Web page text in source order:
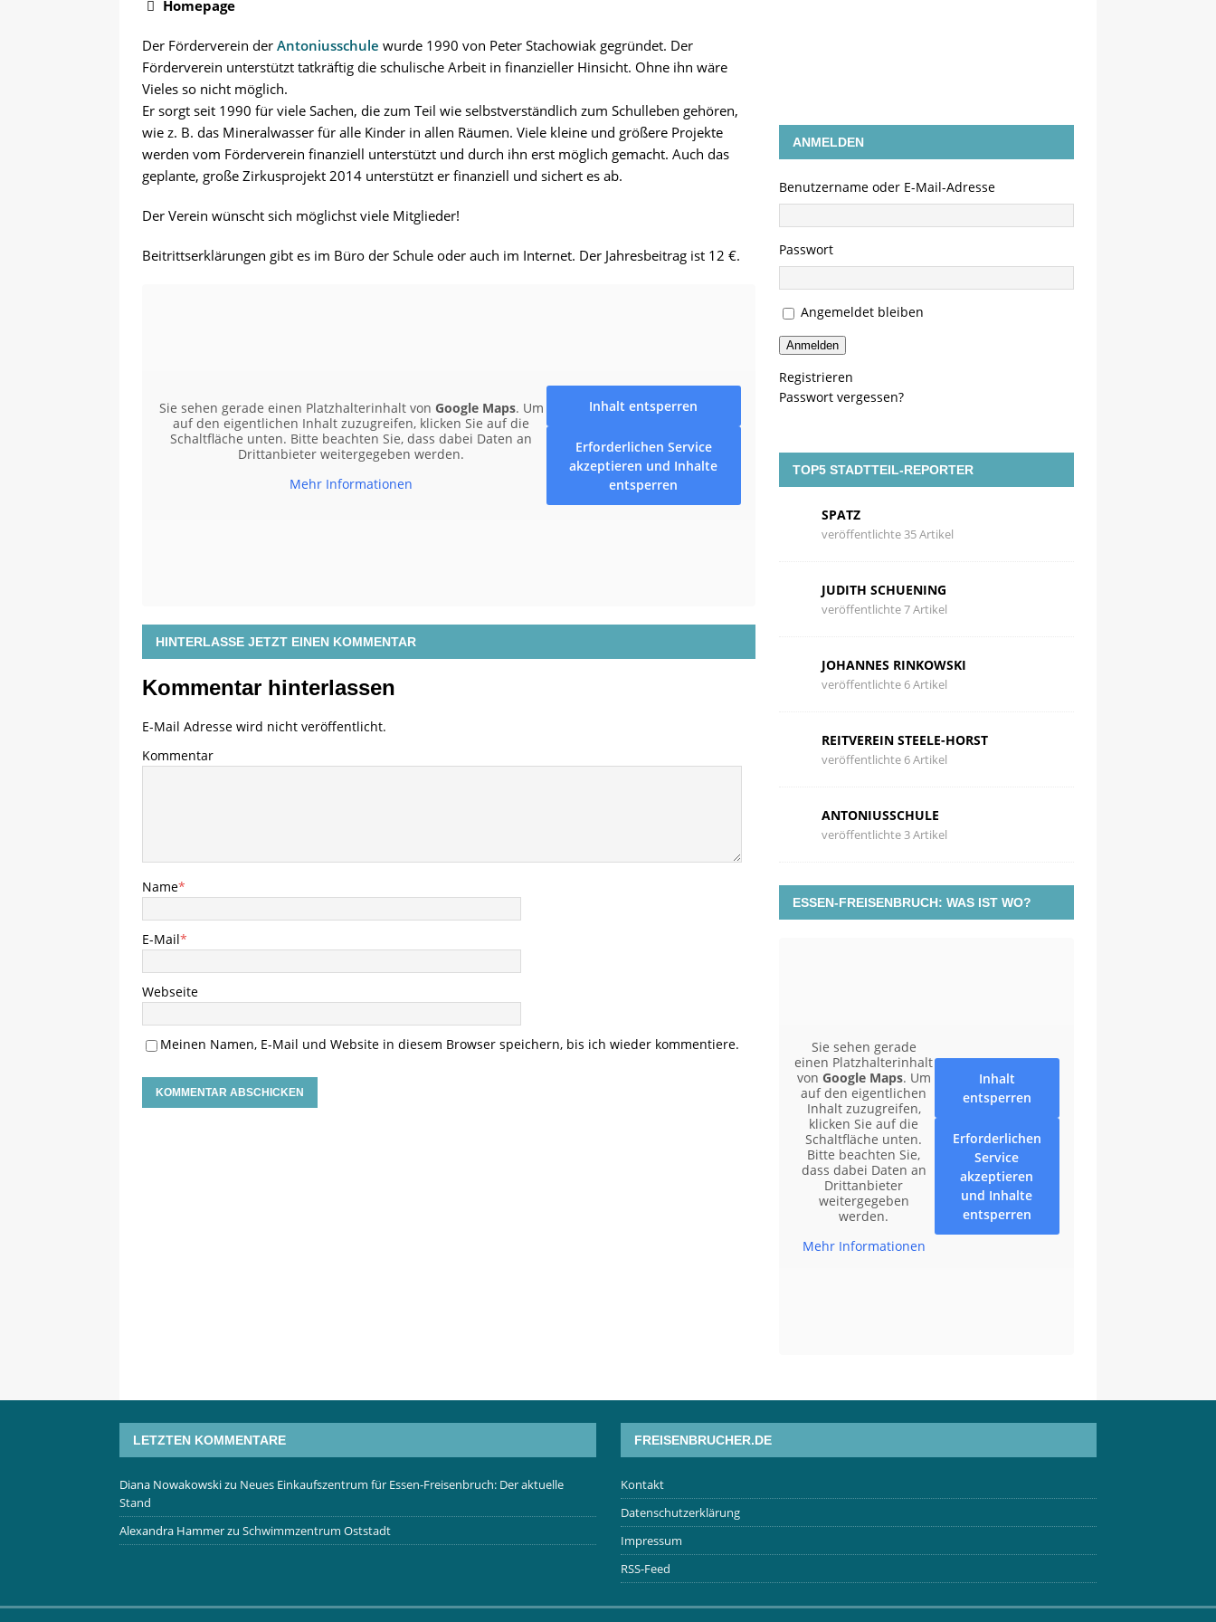
 Homepage
Der Förderverein der Antoniusschule wurde 1990 von Peter Stachowiak gegründet. Der
Förderverein unterstützt tatkräftig die schulische Arbeit in finanzieller Hinsicht. Ohne ihn wäre
Vieles so nicht möglich.
Er sorgt seit 1990 für viele Sachen, die zum Teil wie selbstverständlich zum Schulleben gehören,
wie z. B. das Mineralwasser für alle Kinder in allen Räumen. Viele kleine und größere Projekte
werden vom Förderverein finanziell unterstützt und durch ihn erst möglich gemacht. Auch das
geplante, große Zirkusprojekt 2014 unterstützt er finanziell und sichert es ab.
Der Verein wünscht sich möglichst viele Mitglieder!
Beitrittserklärungen gibt es im Büro der Schule oder auch im Internet. Der Jahresbeitrag ist 12 €.
Sie sehen gerade einen Platzhalterinhalt von Google Maps. Um
auf den eigentlichen Inhalt zuzugreifen, klicken Sie auf die
Schaltfläche unten. Bitte beachten Sie, dass dabei Daten an
Drittanbieter weitergegeben werden.
Mehr Informationen
Inhalt entsperren
Erforderlichen Service
akzeptieren und Inhalte
entsperren
HINTERLASSE JETZT EINEN KOMMENTAR
Kommentar hinterlassen
E-Mail Adresse wird nicht veröffentlicht.
Kommentar
Name*
E-Mail*
Webseite
Meinen Namen, E-Mail und Website in diesem Browser speichern, bis ich wieder kommentiere.
ANMELDEN
Benutzername oder E-Mail-Adresse
Passwort
Angemeldet bleiben
Anmelden
Registrieren
Passwort vergessen?
TOP5 STADTTEIL-REPORTER
SPATZ
veröffentlichte 35 Artikel
JUDITH SCHUENING
veröffentlichte 7 Artikel
JOHANNES RINKOWSKI
veröffentlichte 6 Artikel
REITVEREIN STEELE-HORST
veröffentlichte 6 Artikel
ANTONIUSSCHULE
veröffentlichte 3 Artikel
ESSEN-FREISENBRUCH: WAS IST WO?
Sie sehen gerade
einen Platzhalterinhalt
von Google Maps. Um
auf den eigentlichen
Inhalt zuzugreifen,
klicken Sie auf die
Schaltfläche unten.
Bitte beachten Sie,
dass dabei Daten an
Drittanbieter
weitergegeben
werden.
Mehr Informationen
Inhalt
entsperren
Erforderlichen
Service
akzeptieren
und Inhalte
entsperren
LETZTEN KOMMENTARE
Diana Nowakowskizu Neues Einkaufszentrum für Essen-Freisenbruch: Der aktuelle
Stand
Alexandra Hammerzu Schwimmzentrum Oststadt
FREISENBRUCHER.DE
Kontakt
Datenschutzerklärung
Impressum
RSS-Feed